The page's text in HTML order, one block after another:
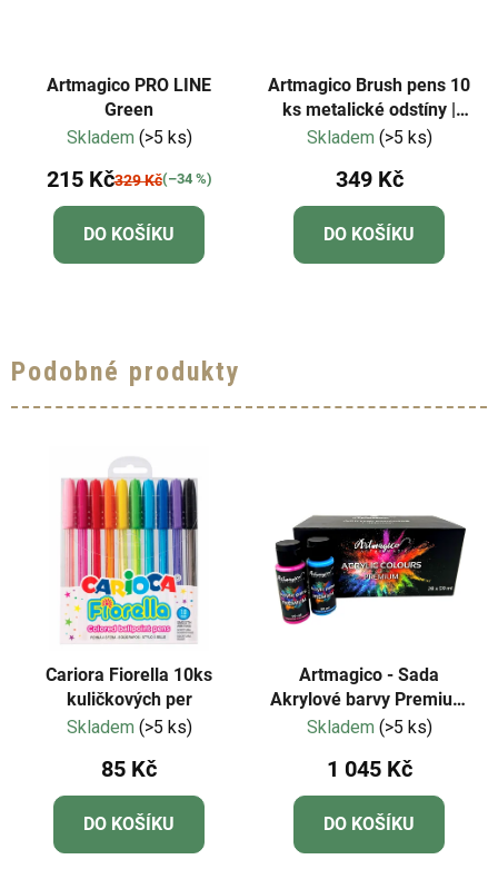
Artmagico PRO LINE
Green
Skladem (>5 ks)
215 Kč329 Kč(–34 %)
DO KOŠÍKU
Artmagico Brush pens 10
ks metalické odstíny |
181967
Skladem (>5 ks)
349 Kč
DO KOŠÍKU
Podobné produkty
Cariora Fiorella 10ks
kuličkových per
Skladem (>5 ks)
85 Kč
DO KOŠÍKU
Artmagico - Sada
Akrylové barvy Premium
28 ks
Skladem (>5 ks)
1 045 Kč
DO KOŠÍKU